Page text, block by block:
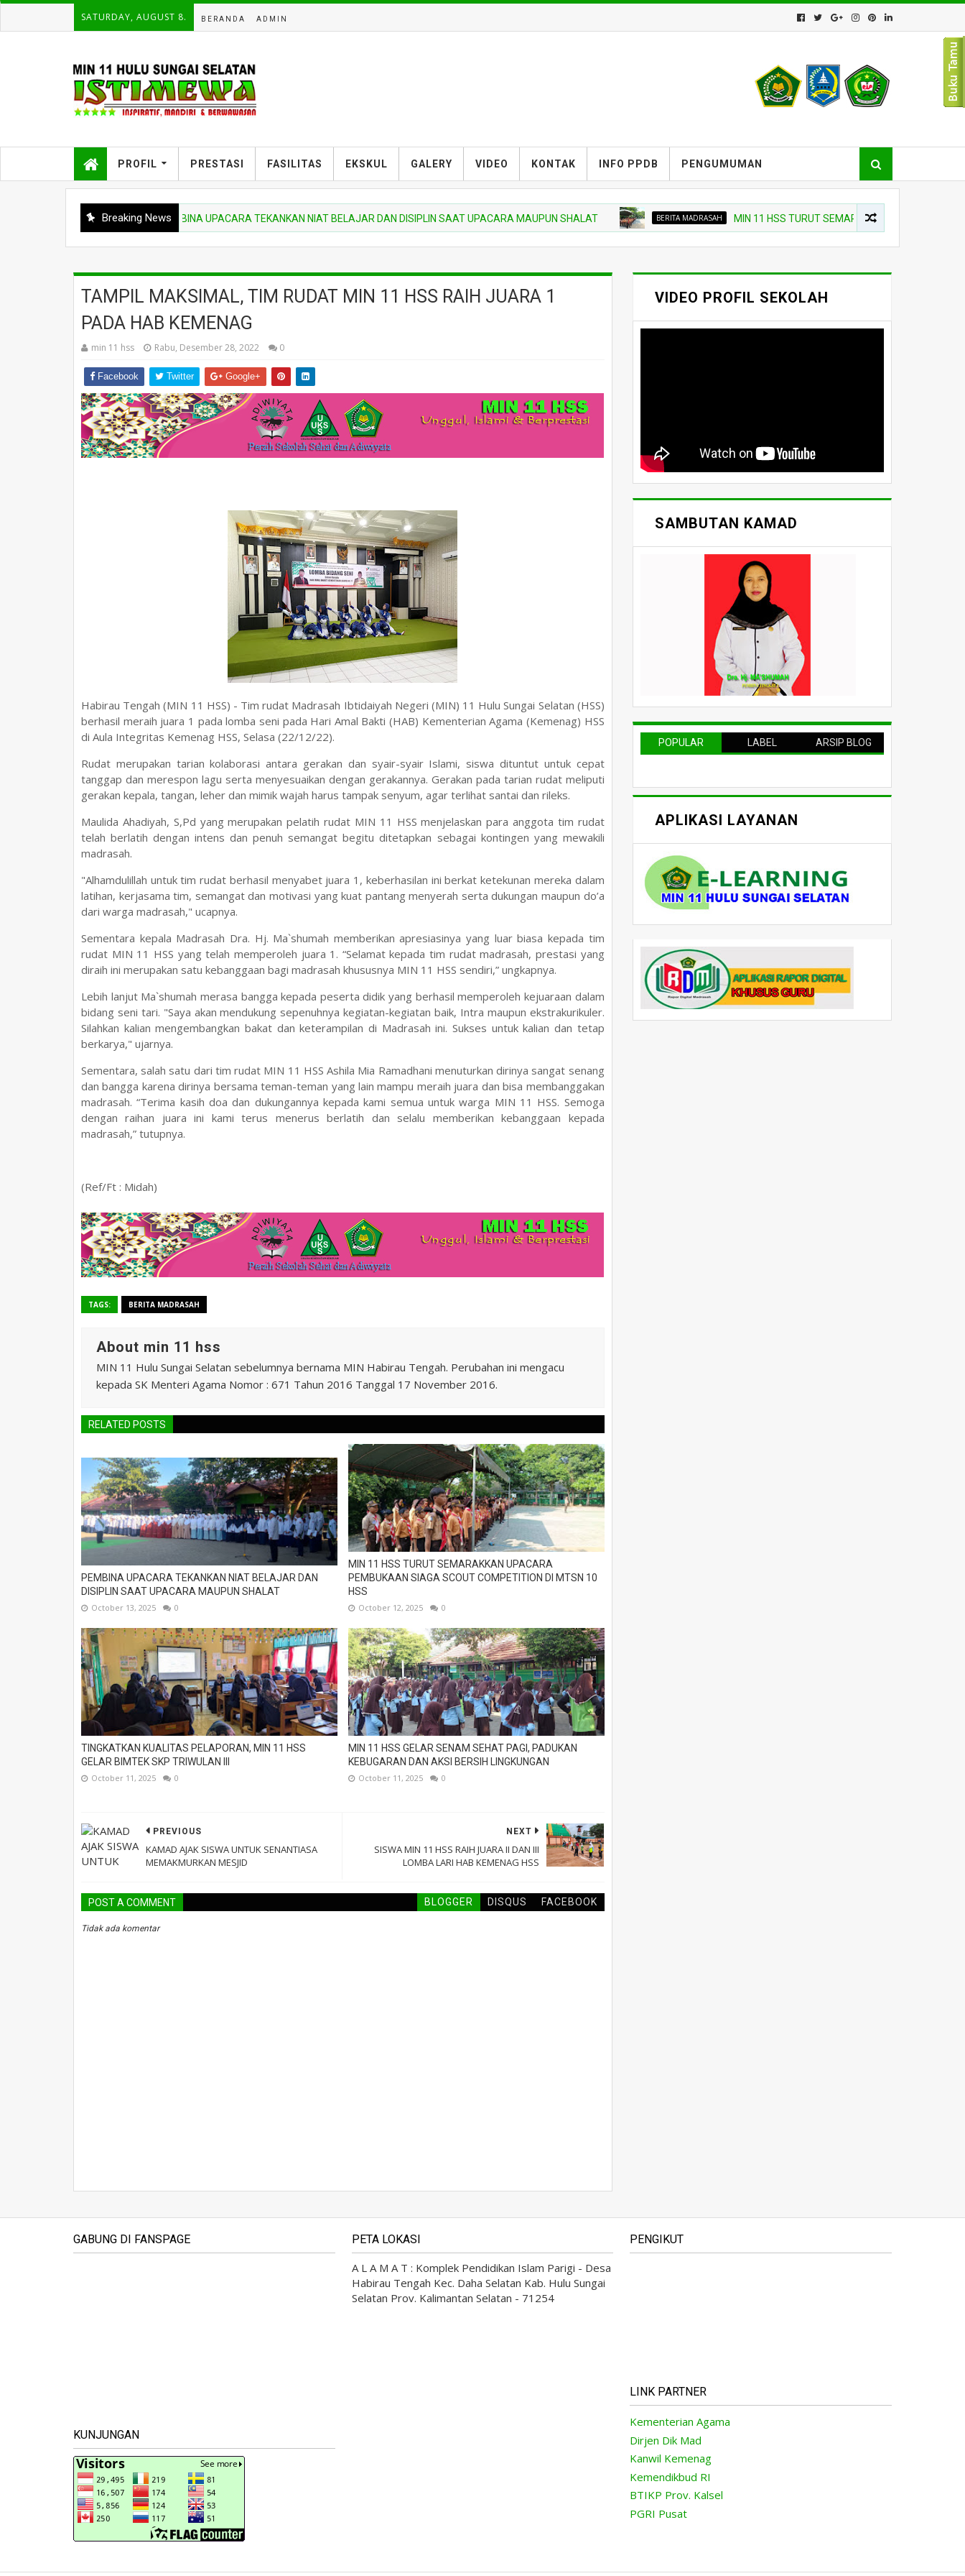
SATURDAY, AUGUST 8. BERANDA ADMIN
PROFIL PRESTASI FASILITAS EKSKUL GALERY VIDEO KONTAK INFO PPDB PENGUMUMAN
Breaking News
BERITA MADRASAH PEMBINA UPACARA TEKANKAN NIAT BELAJAR DAN DISIPLIN SAAT UPACARA MAUPUN SHALAT BERITA MADRASAH MIN 11 HSS TURUT SEMARAKKAN UPACARA
TAMPIL MAKSIMAL, TIM RUDAT MIN 11 HSS RAIH JUARA 1
PADA HAB KEMENAG
min 11 hss Rabu, Desember 28, 2022 0
Facebook Twitter Google+
Habirau Tengah (MIN 11 HSS) - Tim rudat Madrasah Ibtidaiyah Negeri (MIN) 11 Hulu Sungai Selatan (HSS)
berhasil meraih juara 1 pada lomba seni pada Hari Amal Bakti (HAB) Kementerian Agama (Kemenag) HSS
di Aula Integritas Kemenag HSS, Selasa (22/12/22).
Rudat merupakan tarian kolaborasi antara gerakan dan syair-syair Islami, siswa dituntut untuk cepat
tanggap dan merespon lagu serta menyesuaikan dengan gerakannya. Gerakan pada tarian rudat meliputi
gerakan kepala, tangan, leher dan mimik wajah harus tampak senyum, agar terlihat santai dan rileks.
Maulida Ahadiyah, S,Pd yang merupakan pelatih rudat MIN 11 HSS menjelaskan para anggota tim rudat
telah berlatih dengan intens dan penuh semangat begitu ditetapkan sebagai kontingen yang mewakili
madrasah.
"Alhamdulillah untuk tim rudat berhasil menyabet juara 1, keberhasilan ini berkat ketekunan mereka dalam
latihan, kerjasama tim, semangat dan motivasi yang kuat pantang menyerah serta dukungan maupun do’a
dari warga madrasah," ucapnya.
Sementara kepala Madrasah Dra. Hj. Ma`shumah memberikan apresiasinya yang luar biasa kepada tim
rudat MIN 11 HSS yang telah memperoleh juara 1. “Selamat kepada tim rudat madrasah, prestasi yang
diraih ini merupakan satu kebanggaan bagi madrasah khususnya MIN 11 HSS sendiri,” ungkapnya.
Lebih lanjut Ma`shumah merasa bangga kepada peserta didik yang berhasil memperoleh kejuaraan dalam
bidang seni tari. "Saya akan mendukung sepenuhnya kegiatan-kegiatan baik, Intra maupun ekstrakurikuler.
Silahkan kalian mengembangkan bakat dan keterampilan di Madrasah ini. Sukses untuk kalian dan tetap
berkarya," ujarnya.
Sementara, salah satu dari tim rudat MIN 11 HSS Ashila Mia Ramadhani menuturkan dirinya sangat senang
dan bangga karena dirinya bersama teman-teman yang lain mampu meraih juara dan bisa membanggakan
madrasah. “Terima kasih doa dan dukungannya kepada kami semua untuk warga MIN 11 HSS. Semoga
dengan raihan juara ini kami terus menerus berlatih dan selalu memberikan kebanggaan kepada
madrasah,” tutupnya.
(Ref/Ft : Midah)
TAGS: BERITA MADRASAH
About min 11 hss
MIN 11 Hulu Sungai Selatan sebelumnya bernama MIN Habirau Tengah. Perubahan ini mengacu
kepada SK Menteri Agama Nomor : 671 Tahun 2016 Tanggal 17 November 2016.
RELATED POSTS
PEMBINA UPACARA TEKANKAN NIAT BELAJAR DAN
DISIPLIN SAAT UPACARA MAUPUN SHALAT
October 13, 2025 0
MIN 11 HSS TURUT SEMARAKKAN UPACARA
PEMBUKAAN SIAGA SCOUT COMPETITION DI MTSN 10
HSS
October 12, 2025 0
TINGKATKAN KUALITAS PELAPORAN, MIN 11 HSS
GELAR BIMTEK SKP TRIWULAN III
October 11, 2025 0
MIN 11 HSS GELAR SENAM SEHAT PAGI, PADUKAN
KEBUGARAN DAN AKSI BERSIH LINGKUNGAN
October 11, 2025 0
NEXT
SISWA MIN 11 HSS RAIH JUARA II DAN III
LOMBA LARI HAB KEMENAG HSS
PREVIOUS
KAMAD AJAK SISWA UNTUK SENANTIASA
MEMAKMURKAN MESJID
POST A COMMENT BLOGGER DISQUS FACEBOOK
Tidak ada komentar
VIDEO PROFIL SEKOLAH
SAMBUTAN KAMAD
POPULAR LABEL ARSIP BLOG
APLIKASI LAYANAN
GABUNG DI FANSPAGE
KUNJUNGAN
PETA LOKASI
A L A M A T : Komplek Pendidikan Islam Parigi - Desa
Habirau Tengah Kec. Daha Selatan Kab. Hulu Sungai
Selatan Prov. Kalimantan Selatan - 71254
PENGIKUT
LINK PARTNER
Kementerian Agama
Dirjen Dik Mad
Kanwil Kemenag
Kemendikbud RI
BTIKP Prov. Kalsel
PGRI Pusat